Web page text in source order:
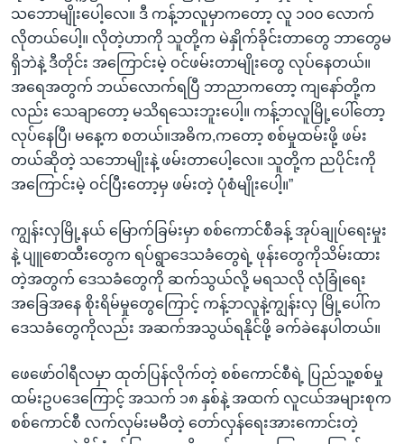
သဘောမျိုးပေါ့လေ။ ဒီ ကန့်ဘလူမှာကတော့ လူ ၁၀၀ လောက်
လိုတယ်ပေါ့။ လိုတဲ့ဟာကို သူတို့က မဲနှိုက်ခိုင်းတာတွေ ဘာတွေမ
ရှိဘဲနဲ့ ဒီတိုင်း အကြောင်းမဲ့ ဝင်ဖမ်းတာမျိုးတွေ လုပ်နေတယ်။
အရေအတွက် ဘယ်လောက်ရပြီ ဘာညာကတော့ ကျနော်တို့က
လည်း သေချာတော့ မသိရသေးဘူးပေါ့။ ကန့်ဘလူမြို့ပေါ်တော့
လုပ်နေပြီ၊ မနေ့က စတယ်။အဓိက,ကတော့ စစ်မှုထမ်းဖို့ ဖမ်း
တယ်ဆိုတဲ့ သဘောမျိုးနဲ့ ဖမ်းတာပေါ့လေ။ သူတို့က ညပိုင်းကို
အကြောင်းမဲ့ ဝင်ပြီးတော့မှ ဖမ်းတဲ့ ပုံစံမျိုးပေါ့။”
ကျွန်းလှမြို့နယ် မြောက်ခြမ်းမှာ စစ်ကောင်စီခန့် အုပ်ချုပ်ရေးမှုး
နဲ့ ပျူစောထီးတွေက ရပ်ရွာဒေသခံတွေရဲ့ ဖုန်းတွေကိုသိမ်းထား
တဲ့အတွက် ဒေသခံတွေကို ဆက်သွယ်လို့ မရသလို လုံခြုံရေး
အခြေအနေ စိုးရိမ်မှုတွေကြောင့် ကန့်ဘလူနဲ့ကျွန်းလှ မြို့ပေါ်က
ဒေသခံတွေကိုလည်း အဆက်အသွယ်ရနိုင်ဖို့ ခက်ခဲနေပါတယ်။
ဖေဖော်ဝါရီလမှာ ထုတ်ပြန်လိုက်တဲ့ စစ်ကောင်စီရဲ့ ပြည်သူ့စစ်မှု
ထမ်းဥပဒေကြောင့် အသက် ၁၈ နှစ်နဲ့ အထက် လူငယ်အများစုက
စစ်ကောင်စီ လက်လှမ်းမမီတဲ့ တော်လှန်ရေးအားကောင်းတဲ့